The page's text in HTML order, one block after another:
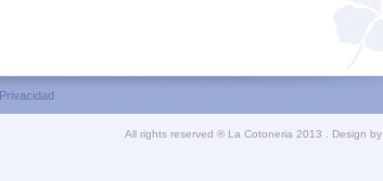
All rights reserved ® La Cotoneria 2013 . Design by